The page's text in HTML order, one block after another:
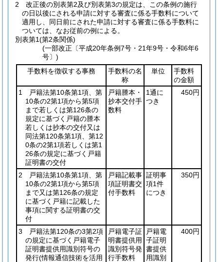
2
改正後の別表第2及び別表第3の規定は、この条例の施行
の日以後にされる申請に対する審査に係る手数料について
適用し、同日前にされた申請に対する審査に係る手数料に
ついては、なお従前の例による。
別表第1(第2条関係)
(一部改正〔平成20年条例7号・21年9号・令和6年6
号〕)
手数料を徴収する事務
手数料の名
称
単位
手数料
の金額
1 戸籍法第10条第1項、第
10条の2第1項から第5項
まで若しくは第126条の
規定に基づく戸籍の謄本
若しくは抄本の交付又は
同法第120条第1項、第12
0条の2第1項若しくは第1
26条の規定に基づく戸籍
証明書の交付
戸籍謄本・
抄本交付手
数料
1通に
つき
450円
2 戸籍法第10条第1項、第
10条の2第1項から第5項
まで又は第126条の規定
に基づく戸籍に記載した
事項に関する証明書の交
付
戸籍記載事
項証明書交
付手数料
証明事
項1件
につき
350円
3 戸籍法第120条の3第2項
の規定に基づく戸籍電子
証明書提供用識別符号の
発行(情報通信技術を活用
戸籍電子証
明書提供用
識別符号発
行手数料
戸籍電
子証明
書提供
用識別
400円